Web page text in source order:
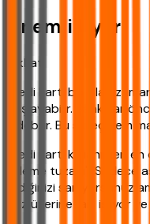
Önemli Uyarı
Dikkat!
Kredi kartı borçları
başlayabilir. Bankalar
gidebilir. Bu süreç hem
Kredi kartı kullanırken
ödeme tuzağı".
sildiğinizi sanıyorsunuz
Faiz üzerine faiz işliyor